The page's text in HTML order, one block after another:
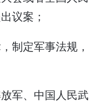
议案；
制定军事法规，
军、中国人民武